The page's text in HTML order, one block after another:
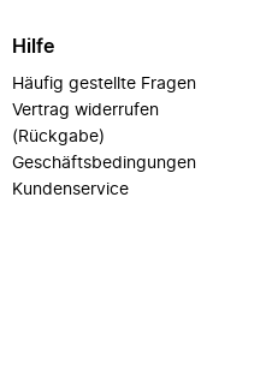
Hilfe
Häufig gestellte Fragen
Vertrag widerrufen
(Rückgabe)
Geschäftsbedingungen
Kundenservice